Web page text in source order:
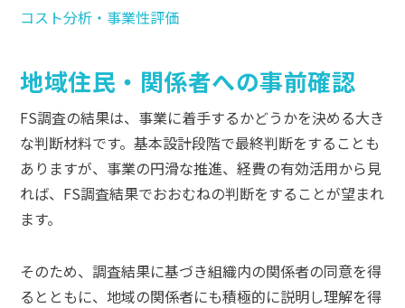
コスト分析・事業性評価
地域住民・関係者への事前確認
FS調査の結果は、事業に着手するかどうかを決める大き
な判断材料です。基本設計段階で最終判断をすることも
ありますが、事業の円滑な推進、経費の有効活用から見
れば、FS調査結果でおおむねの判断をすることが望まれ
ます。
そのため、調査結果に基づき組織内の関係者の同意を得
るとともに、地域の関係者にも積極的に説明し理解を得